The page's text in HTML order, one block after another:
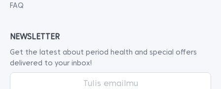
FAQ
NEWSLETTER
Get the latest about period health and special offers
delivered to your inbox!